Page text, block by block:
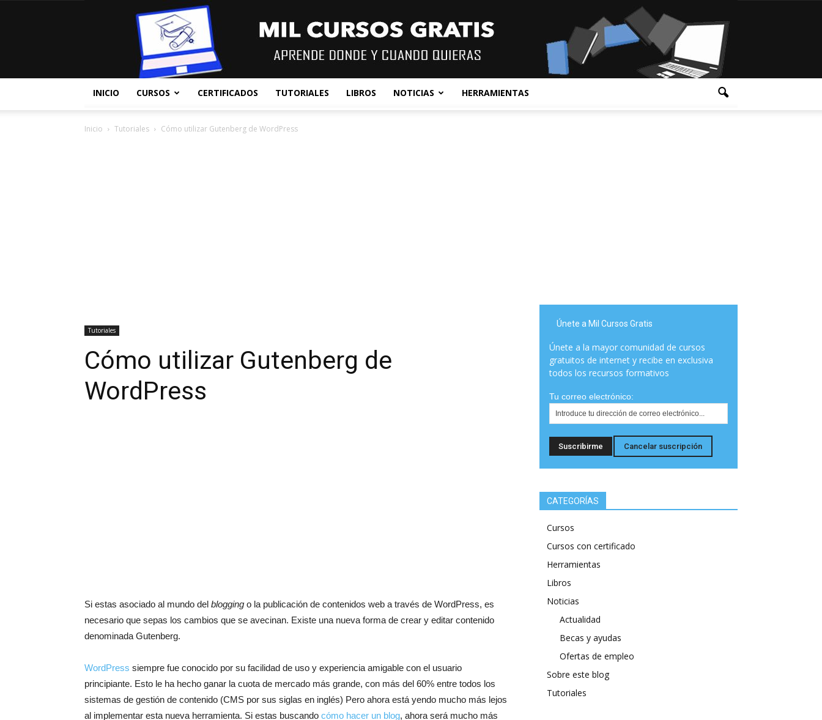
INICIO CURSOS CERTIFICADOS TUTORIALES LIBROS NOTICIAS HERRAMIENTAS
Inicio Tutoriales Cómo utilizar Gutenberg de WordPress
Tutoriales
Cómo utilizar Gutenberg de
WordPress
Si estas asociado al mundo del blogging o la publicación de contenidos web a través de WordPress, es
necesario que sepas los cambios que se avecinan. Existe una nueva forma de crear y editar contenido
denominada Gutenberg.
WordPress siempre fue conocido por su facilidad de uso y experiencia amigable con el usuario
principiante. Esto le ha hecho ganar la cuota de mercado más grande, con más del 60% entre todos los
sistemas de gestión de contenido (CMS por sus siglas en inglés) Pero ahora está yendo mucho más lejos
al implementar esta nueva herramienta. Si estas buscando cómo hacer un blog, ahora será mucho más
Únete a Mil Cursos Gratis
Únete a la mayor comunidad de cursos
gratuitos de internet y recibe en exclusiva
todos los recursos formativos
Tu correo electrónico:
CATEGORÍAS
Cursos
Cursos con certificado
Herramientas
Libros
Noticias
Actualidad
Becas y ayudas
Ofertas de empleo
Sobre este blog
Tutoriales